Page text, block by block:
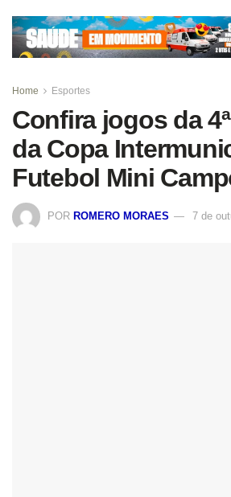
Home Esportes
Confira jogos da
da Copa
Futebol Mini
POR ROMERO MORAES 7 de